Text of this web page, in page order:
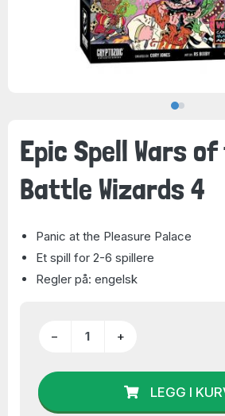
Epic Spell Wars
Battle Wizards 4
Panic at the Pleasure Palace
Et spill for 2-6 spillere
Regler på: engelsk
− +
LEGG I